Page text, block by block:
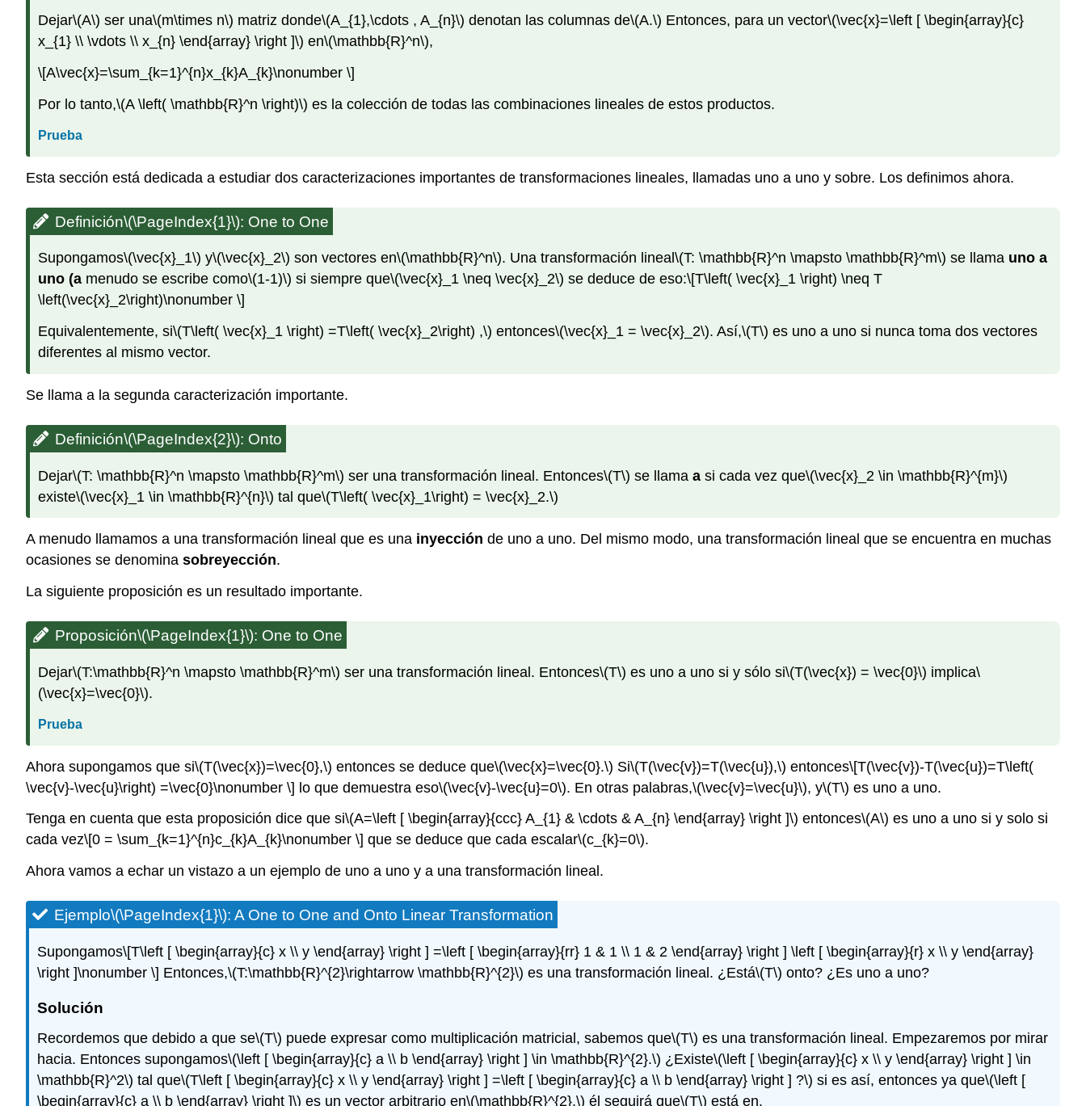
Dejar\(A\) ser una\(m\times n\) matriz donde\(A_{1},\cdots , A_{n}\) denotan las columnas de\(A.\) Entonces, para un vector\(\vec{x}=\left [ \begin{array}{c}
x_{1} \\ \vdots \\ x_{n} \end{array} \right ]\) en\(\mathbb{R}^n\),
\[A\vec{x}=\sum_{k=1}^{n}x_{k}A_{k}\nonumber \]
Por lo tanto,\(A \left( \mathbb{R}^n \right)\) es la colección de todas las combinaciones lineales de estos productos.
Prueba
Esta sección está dedicada a estudiar dos caracterizaciones importantes de transformaciones lineales, llamadas uno a uno y sobre. Los definimos ahora.
Definición\(\PageIndex{1}\): One to One
Supongamos\(\vec{x}_1\) y\(\vec{x}_2\) son vectores en\(\mathbb{R}^n\). Una transformación lineal \(T: \mathbb{R}^n \mapsto \mathbb{R}^m\) se llama uno a
uno (a menudo se escribe como\(1-1)\) si siempre que\(\vec{x}_1 \neq \vec{x}_2\) se deduce de eso:\[T\left( \vec{x}_1 \right) \neq T
\left(\vec{x}_2\right)\nonumber \]
Equivalentemente, si\(T\left( \vec{x}_1 \right) =T\left( \vec{x}_2\right) ,\) entonces\(\vec{x}_1 = \vec{x}_2\). Así,\(T\) es uno a uno si nunca toma dos vectores
diferentes al mismo vector.
Se llama a la segunda caracterización importante.
Definición\(\PageIndex{2}\): Onto
Dejar\(T: \mathbb{R}^n \mapsto \mathbb{R}^m\) ser una transformación lineal. Entonces\(T\) se llama a si cada vez que\(\vec{x}_2 \in \mathbb{R}^{m}\)
existe\(\vec{x}_1 \in \mathbb{R}^{n}\) tal que\(T\left( \vec{x}_1\right) = \vec{x}_2.\)
A menudo llamamos a una transformación lineal que es una inyección de uno a uno. Del mismo modo, una transformación lineal que se encuentra en muchas
ocasiones se denomina sobreyección.
La siguiente proposición es un resultado importante.
Proposición\(\PageIndex{1}\): One to One
Dejar\(T:\mathbb{R}^n \mapsto \mathbb{R}^m\) ser una transformación lineal. Entonces\(T\) es uno a uno si y sólo si\(T(\vec{x}) = \vec{0}\) implica\
(\vec{x}=\vec{0}\).
Prueba
Ahora supongamos que si\(T(\vec{x})=\vec{0},\) entonces se deduce que\(\vec{x}=\vec{0}.\) Si\(T(\vec{v})=T(\vec{u}),\) entonces\[T(\vec{v})-T(\vec{u})=T\left(
\vec{v}-\vec{u}\right) =\vec{0}\nonumber \] lo que demuestra eso\(\vec{v}-\vec{u}=0\). En otras palabras,\(\vec{v}=\vec{u}\), y\(T\) es uno a uno.
Tenga en cuenta que esta proposición dice que si\(A=\left [ \begin{array}{ccc} A_{1} & \cdots & A_{n} \end{array} \right ]\) entonces\(A\) es uno a uno si y solo si
cada vez\[0 = \sum_{k=1}^{n}c_{k}A_{k}\nonumber \] que se deduce que cada escalar\(c_{k}=0\).
Ahora vamos a echar un vistazo a un ejemplo de uno a uno y a una transformación lineal.
Ejemplo\(\PageIndex{1}\): A One to One and Onto Linear Transformation
Supongamos\[T\left [ \begin{array}{c} x \\ y \end{array} \right ] =\left [ \begin{array}{rr} 1 & 1 \\ 1 & 2 \end{array} \right ] \left [ \begin{array}{r} x \\ y \end{array}
\right ]\nonumber \] Entonces,\(T:\mathbb{R}^{2}\rightarrow \mathbb{R}^{2}\) es una transformación lineal. ¿Está\(T\) onto? ¿Es uno a uno?
Solución
Recordemos que debido a que se\(T\) puede expresar como multiplicación matricial, sabemos que\(T\) es una transformación lineal. Empezaremos por mirar
hacia. Entonces supongamos\(\left [ \begin{array}{c} a \\ b \end{array} \right ] \in \mathbb{R}^{2}.\) ¿Existe\(\left [ \begin{array}{c} x \\ y \end{array} \right ] \in
\mathbb{R}^2\) tal que\(T\left [ \begin{array}{c} x \\ y \end{array} \right ] =\left [ \begin{array}{c} a \\ b \end{array} \right ] ?\) si es así, entonces ya que\(\left [
\begin{array}{c} a \\ b \end{array} \right ]\) es un vector arbitrario en\(\mathbb{R}^{2},\) él seguirá que\(T\) está en.